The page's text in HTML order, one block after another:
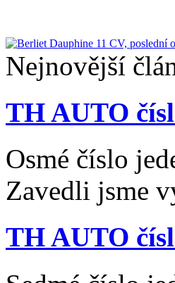
Nejnovější
TH AUTO
Osmé číslo
Zavedli jsme
TH AUTO